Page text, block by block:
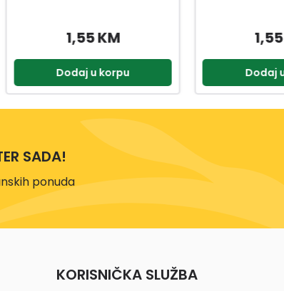
1,55 KM
Dodaj u korpu Dodaj
SADA!
ponuda
KORISNIČKA SLUŽBA